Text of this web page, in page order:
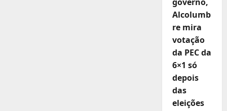
Alcolumb
re mira
votação
da PEC da
6×1 só
depois
das
eleições